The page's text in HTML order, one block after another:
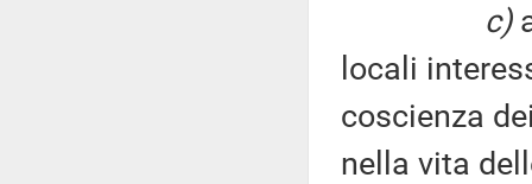
c)
locali
coscienza
nella vita